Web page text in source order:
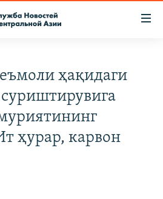
ҳақидаги
ҳурар, карвон